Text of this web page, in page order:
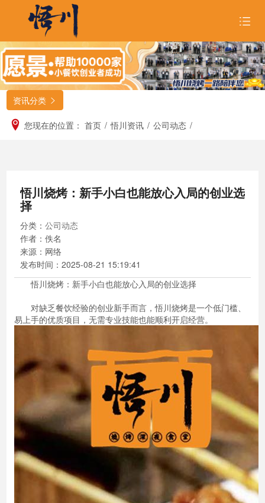
首页
关于悟川 
品牌形象
悟川资讯 
加入我们
资讯分类 
您现在的位置： 首页 / 悟川资讯 / 公司动态 /
悟川烧烤：新手小白也能放心入局的创业选
择
分类： 公司动态
作者：佚名
来源：网络
发布时间： 2025-08-21 15:19:41
悟川烧烤：新手小白也能放心入局的创业选择
对缺乏餐饮经验的创业新手而言，悟川烧烤是一个低门槛、
易上手的优质项目，无需专业技能也能顺利开启经营。